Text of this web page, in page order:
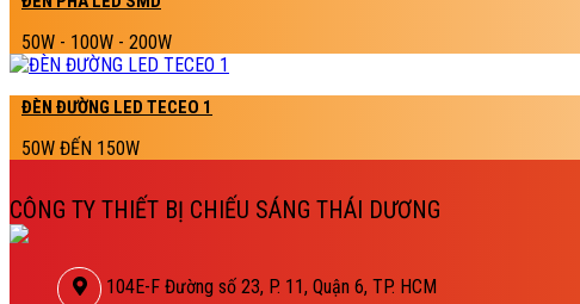
50W - 100W - 200W
ĐÈN ĐƯỜNG LED TECEO 1
50W ĐẾN 150W
CÔNG TY THIẾT BỊ CHIẾU SÁNG THÁI DƯƠNG
104E-F Đường số 23, P. 11, Quận 6, TP. HCM